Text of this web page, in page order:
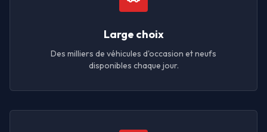
Large choix
Des milliers de véhicules d'occasion et neufs
disponibles chaque jour.